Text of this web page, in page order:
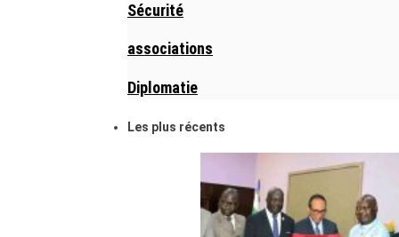
Sécurité
associations
Diplomatie
Les plus récents